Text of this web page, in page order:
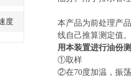
度
本产品为前处理产
线自己推算测定值
用本装置进行油份
①取样
②在70度加温，振荡